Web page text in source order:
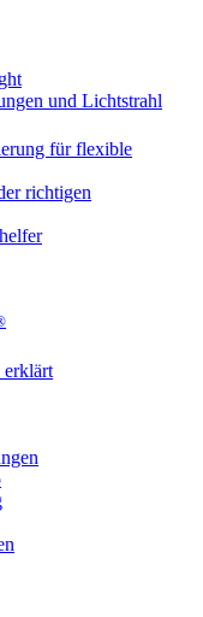
und Lichtstrahl
für flexible
richtigen
erklärt